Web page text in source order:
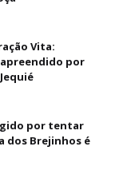
Vita:
apreendido por
por tentar
dos Brejinhos é